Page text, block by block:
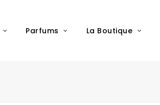
Parfums La Boutique